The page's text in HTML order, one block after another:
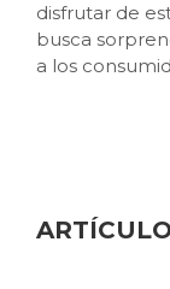
disfrutar de
busca
a los